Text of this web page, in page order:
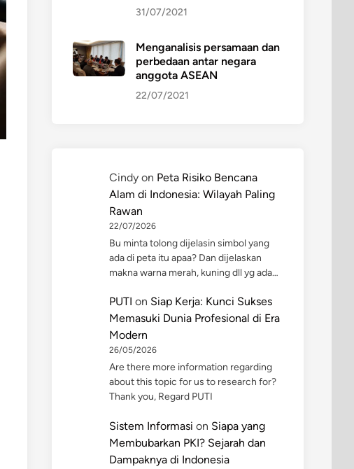
31/07/2021
Menganalisis persamaan dan
perbedaan antar negara
anggota ASEAN
22/07/2021
Cindy on Peta Risiko Bencana
Alam di Indonesia: Wilayah Paling
Rawan
22/07/2026
Bu minta tolong dijelasin simbol yang
ada di peta itu apaa? Dan dijelaskan
makna warna merah, kuning dll yg ada…
PUTI on Siap Kerja: Kunci Sukses
Memasuki Dunia Profesional di Era
Modern
26/05/2026
Are there more information regarding
about this topic for us to research for?
Thank you, Regard PUTI
Sistem Informasi on Siapa yang
Membubarkan PKI? Sejarah dan
Dampaknya di Indonesia